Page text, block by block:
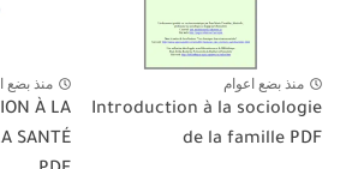
منذ بضع اعوام
Introduction à la sociologie
de la famille PDF
منذ بضع
À LA
SANTÉ